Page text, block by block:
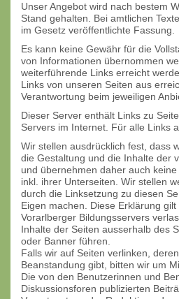
Unser Angebot wird nach bestem
Stand gehalten. Bei amtlichen
im Gesetz veröffentlichte Fassung.
Es kann keine Gewähr für die
von Informationen übernommen
weiterführende Links erreicht
Links von unseren Seiten aus
Verantwortung beim jeweiligen
Dieser Server enthält Links zu
Servers im Internet. Für alle Links
Wir stellen ausdrücklich fest, dass
die Gestaltung und die Inhalte der
und übernehmen daher auch
inkl. ihrer Unterseiten. Wir stellen
durch die Linksetzung zu diesen
Eigen machen. Diese Erklärung
Vorarlberger Bildungsservers
Inhalte der Seiten ausserhalb des
oder Banner führen.
Falls wir auf Seiten verlinken,
Beanstandung gibt, bitten wir um
Die von den Benutzerinnen und
Diskussionsforen publizierten